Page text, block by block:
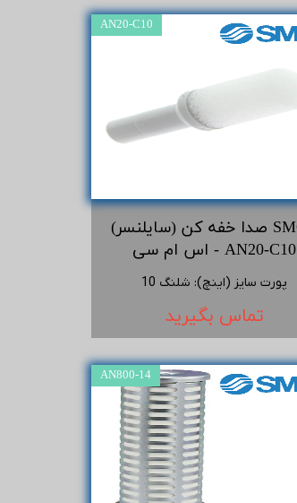
صدا خفه کن (سایلنسر) SMC -
اس ام سی - AN20-C10
پورت سایز (اینچ): شلنگ 10
تماس بگیرید
AN20-C10
AN800-14